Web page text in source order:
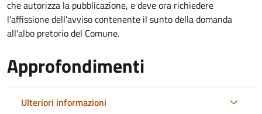
che autorizza la pubblicazione, e deve ora richiedere
l'affissione dell'avviso contenente il sunto della domanda
all'albo pretorio del Comune.
Approfondimenti
Ulteriori informazioni